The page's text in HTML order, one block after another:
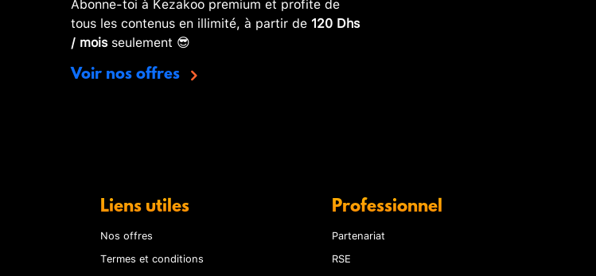
tous les contenus en illimité, à partir de 120 Dhs
/ moisseulement 😎
Voir nos offres
Liens utiles
Nos offres
Termes et conditions
Professionnel
Partenariat
RSE